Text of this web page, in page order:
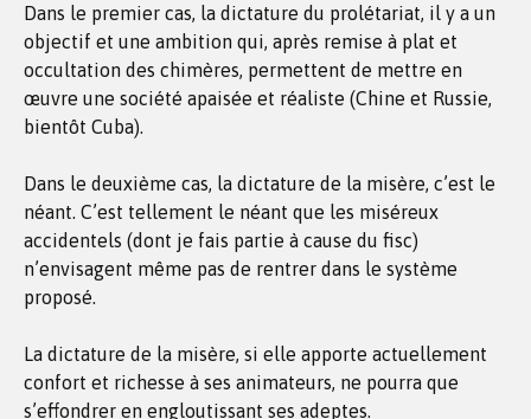
Dans le premier cas, la dictature du prolétariat, il y a un
objectif et une ambition qui, après remise à plat et
occultation des chimères, permettent de mettre en
œuvre une société apaisée et réaliste (Chine et Russie,
bientôt Cuba).
Dans le deuxième cas, la dictature de la misère, c’est le
néant. C’est tellement le néant que les miséreux
accidentels (dont je fais partie à cause du fisc)
n’envisagent même pas de rentrer dans le système
proposé.
La dictature de la misère, si elle apporte actuellement
confort et richesse à ses animateurs, ne pourra que
s’effondrer en engloutissant ses adeptes.